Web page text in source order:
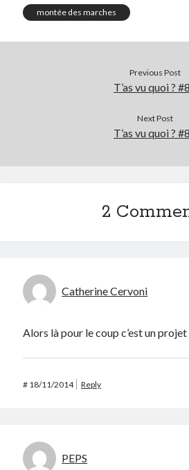
montée des marches
Previous Post
T’as vu quoi ?
Next Post
T’as vu quoi ?
2
Catherine Cervoni
Alors là pour le coup c’est un
# 18/11/2014 Reply
PEPS